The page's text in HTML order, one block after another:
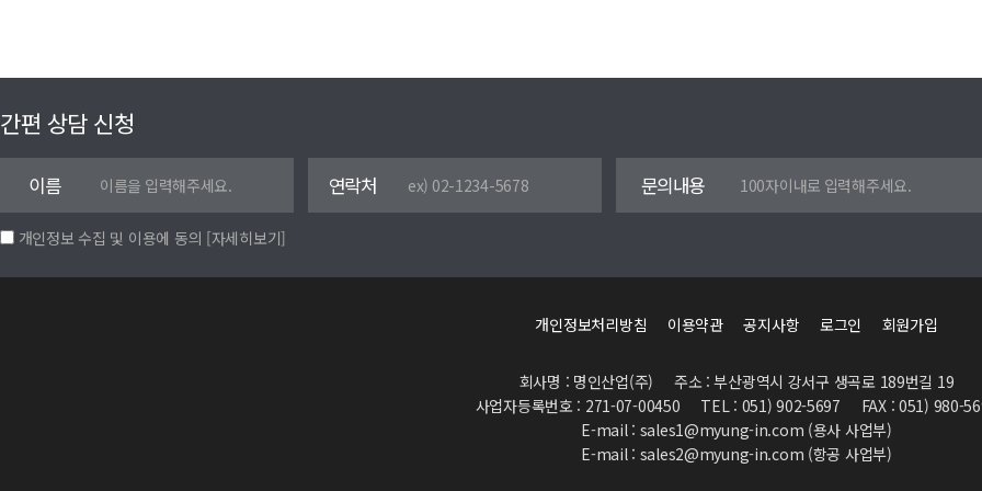
간편 상담 신청
이름 연락처 문의내용
개인정보 수집 및 이용에 동의 [자세히보기]
개인정보처리방침 이용약관 공지사항 로그인 회원가입
회사명 : 명인산업(주)
주소 : 부산광역시 강서구 생곡로 189번길 19
사업자등록번호 : 271-07-00450
TEL : 051) 902-5697
FAX : 051) 980-
E-mail : sales1@myung-in.com (용사 사업부)
E-mail : sales2@myung-in.com (항공 사업부)